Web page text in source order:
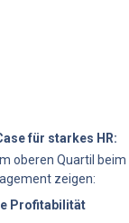
für starkes HR:
oberen Quartil beim
zeigen:
Profitabilität